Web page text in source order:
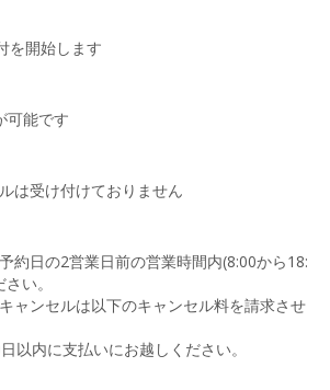
を開始します
可能です
は受け付けておりません
約日の2営業日前の営業時間内(8:00から18:
い。
ャンセルは以下のキャンセル料を請求させ
以内に支払いにお越しください。